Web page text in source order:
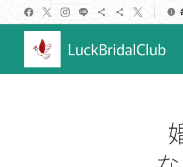
LuckBridalClub